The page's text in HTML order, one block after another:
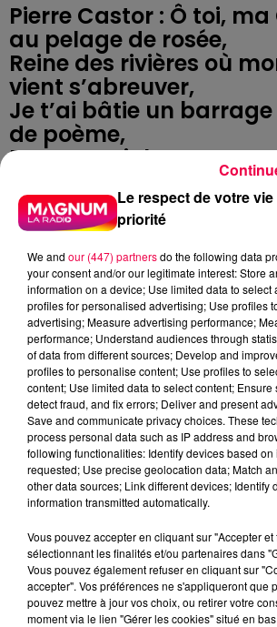
Pierre Castor : Ô toi,
au pelage de rosée,
Reine des rivières où
vient s’abreuver,
Je t’ai bâtie un
de poème,
Pour retenir l’amour,
Je t’ai vue, là, au détour
ruisseau doré,
Tes dents d’ivoire ont
mon tronc d’arbre
Ton regard a scié mes
de bois,
Et depuis, je ne mâche
des rêves de toi. 🌿
Quand tu plonges,
champagne,
Quand tu ris, la forêt
s’accompagne,
Et moi, pauvre rongeur
d’émoi,
Je creuse des galeries
rien que pour toi. 🪵💞
Le respect de votre
priorité
We and our (447) partnersdo the following data
your consent and/or our legitimate interest: Store
information on a device; Use limited data to select
profiles for personalised advertising; Use profiles
advertising; Measure advertising performance;
performance; Understand audiences through
of data from different sources; Develop and
profiles to personalise content; Use profiles to
content; Use limited data to select content; Ensure
detect fraud, and fix errors; Deliver and present
Save and communicate privacy choices. These
process personal data such as IP address and
following functionalities: Identify devices based
requested; Use precise geolocation data; Match
other data sources; Link different devices; Identify
information transmitted automatically.
Vous pouvez accepter en cliquant sur "Accepter
sélectionnant les finalités et/ou partenaires dans
Vous pouvez également refuser en cliquant sur
accepter". Vos préférences ne s'appliqueront que
pouvez mettre à jour vos choix, ou retirer votre
moment via le lien "Gérer les cookies" situé en